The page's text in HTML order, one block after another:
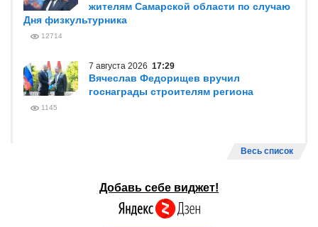
жителям Самарской области по случаю
Дня физкультурника
12714
7 августа 2026 17:29
Вячеслав Федорищев вручил
госнаграды строителям региона
1145
Весь список
Добавь себе виджет!